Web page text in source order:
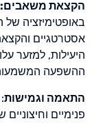
הקצאת משאבים:
באופטימיזציה של
אסטרטגיים
היעילות, למזער
ההשפעה
התאמה וגמישות
פנימיים